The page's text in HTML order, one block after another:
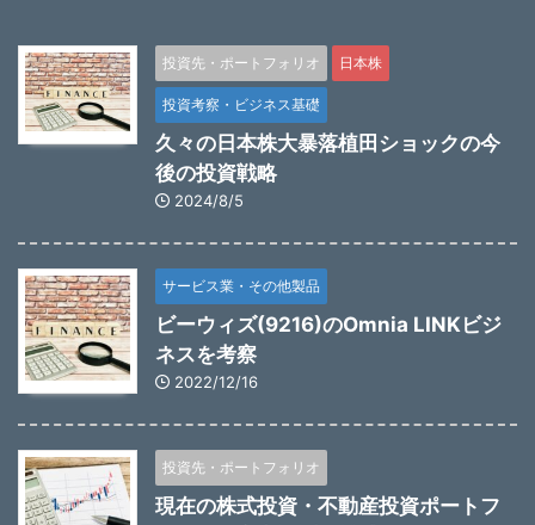
投資先・ポートフォリオ 日本株
投資考察・ビジネス基礎
久々の日本株大暴落植田ショックの今
後の投資戦略
2024/8/5
サービス業・その他製品
ビーウィズ(9216)のOmnia LINKビジ
ネスを考察
2022/12/16
投資先・ポートフォリオ
現在の株式投資・不動産投資ポートフ